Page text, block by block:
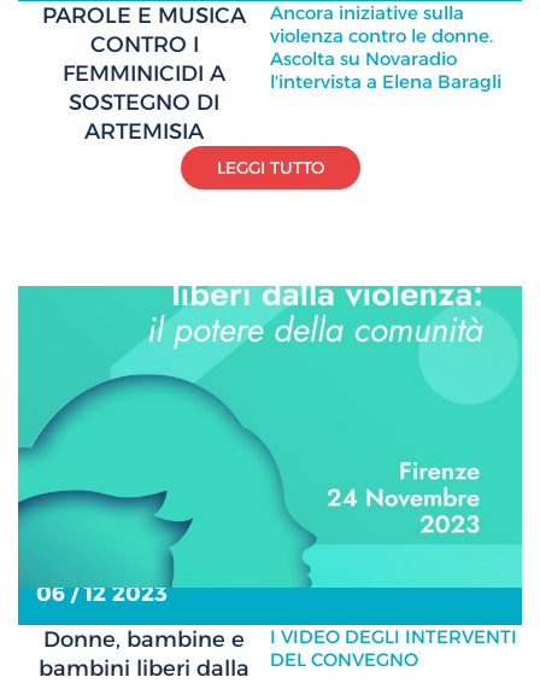
PAROLE E MUSICA
CONTRO I
FEMMINICIDI A
SOSTEGNO DI
ARTEMISIA
Ancora iniziative sulla
violenza contro le donne.
Ascolta su Novaradio
l'intervista a Elena Baragli
LEGGI TUTTO
Donne, bambine e
bambini liberi dalla
I VIDEO DEGLI INTERVENTI
DEL CONVEGNO
06 / 12 2023